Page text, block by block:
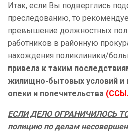
Итак, если Вы подверглись
преследованию, то
превышение должностных
работников в районную
нахождения поликлиники/
привела к таким
жилищно-бытовых условий и
опеки и попечительства
ЕСЛИ ДЕЛО ОГРАНИЧИЛОСЬ
полицию по делам